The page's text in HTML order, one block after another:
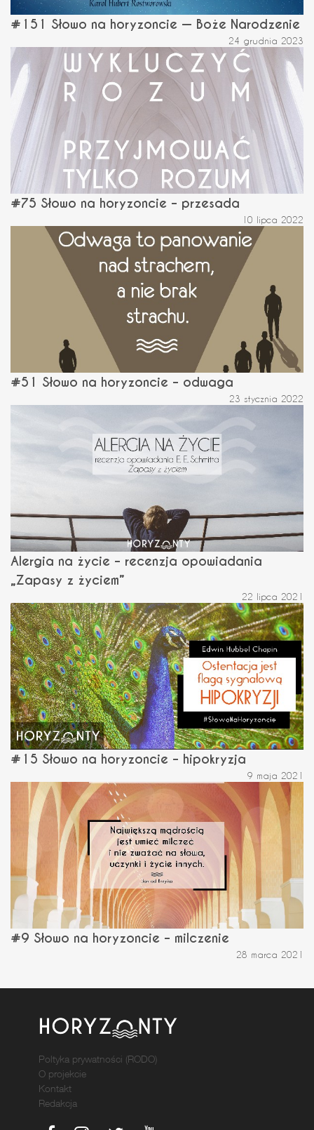
#151 Słowo na horyzoncie — Boże Narodzenie
24 grudnia 2023
#75 Słowo na horyzoncie – przesada
10 lipca 2022
#51 Słowo na horyzoncie – odwaga
23 stycznia 2022
Alergia na życie – recenzja opowiadania
„Zapasy z życiem”
22 lipca 2021
#15 Słowo na horyzoncie – hipokryzja
9 maja 2021
#9 Słowo na horyzoncie – milczenie
28 marca 2021
Poltyka prywatności (RODO)
O projekcie
Kontakt
Redakcja